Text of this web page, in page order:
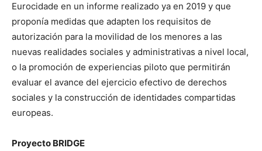
Eurocidade en un informe realizado ya en 2019 y que
proponía medidas que adapten los requisitos de
autorización para la movilidad de los menores a las
nuevas realidades sociales y administrativas a nivel local,
o la promoción de experiencias piloto que permitirán
evaluar el avance del ejercicio efectivo de derechos
sociales y la construcción de identidades compartidas
europeas.
Proyecto BRIDGE